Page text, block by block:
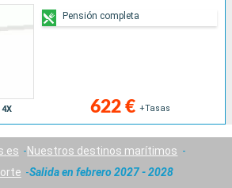
622 € +Tasas
Pensión completa
Nuestros destinos marítimos
Salida en febrero 2027 - 2028